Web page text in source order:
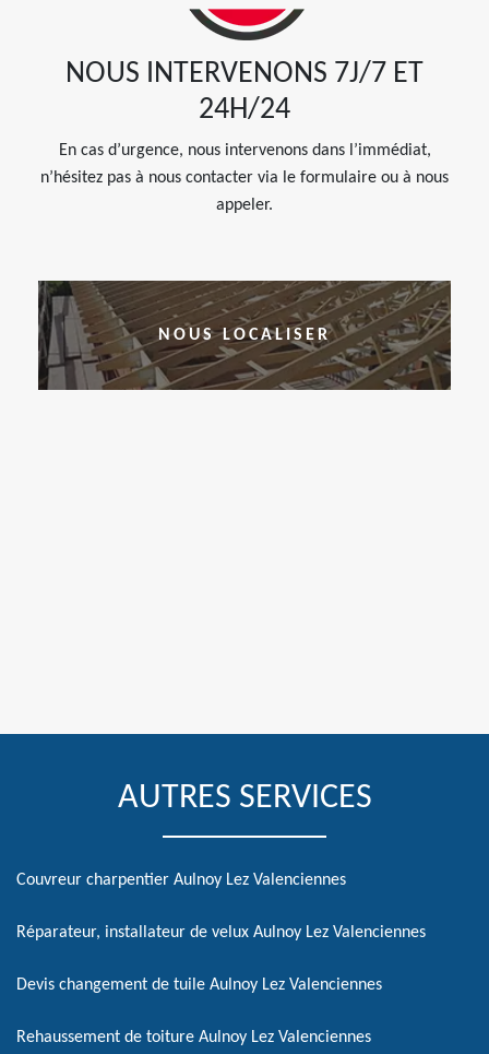
NOUS INTERVENONS 7J/7 ET
24H/24
En cas d’urgence, nous intervenons dans l’immédiat,
n’hésitez pas à nous contacter via le formulaire ou à nous
appeler.
NOUS LOCALISER
AUTRES SERVICES
Couvreur charpentier Aulnoy Lez Valenciennes
Réparateur, installateur de velux Aulnoy Lez Valenciennes
Devis changement de tuile Aulnoy Lez Valenciennes
Rehaussement de toiture Aulnoy Lez Valenciennes